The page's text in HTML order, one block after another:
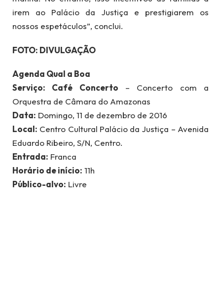
irem ao Palácio da Justiça e prestigiarem os
nossos espetáculos”, conclui.
FOTO: DIVULGAÇÃO
Agenda Qual a Boa
Serviço: Café Concerto – Concerto com a
Orquestra de Câmara do Amazonas
Data: Domingo, 11 de dezembro de 2016
Local: Centro Cultural Palácio da Justiça – Avenida
Eduardo Ribeiro, S/N, Centro.
Entrada: Franca
Horário de início: 11h
Público-alvo: Livre